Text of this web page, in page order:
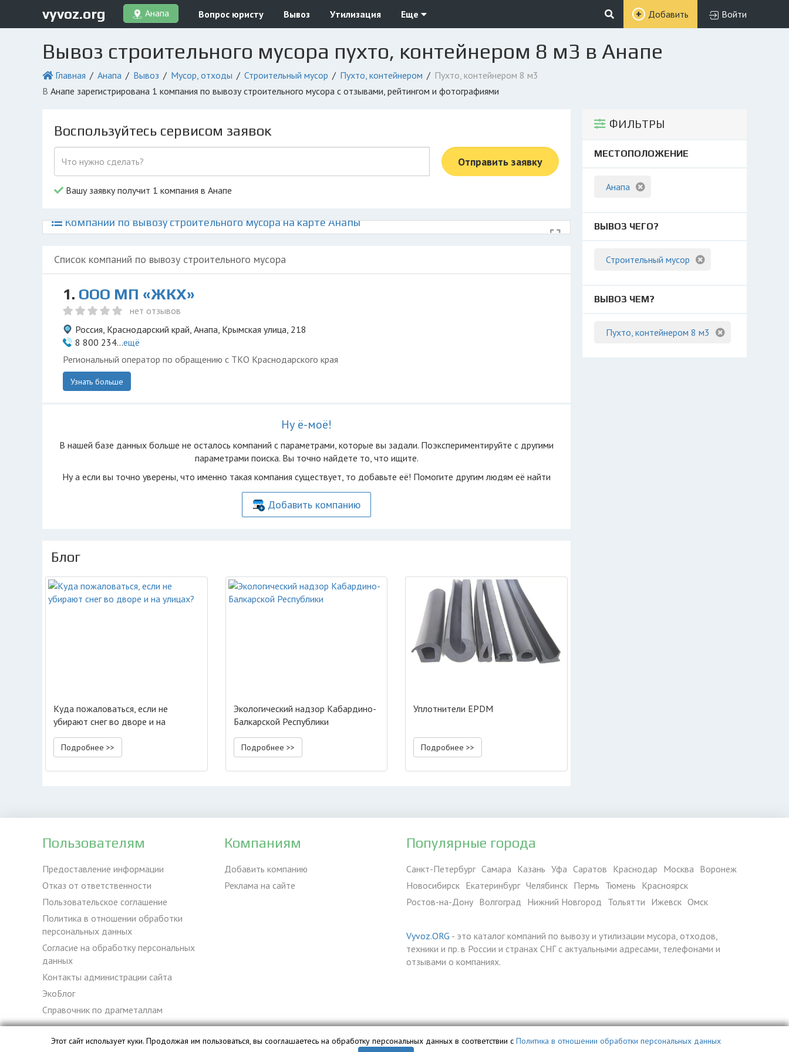
vyvoz.org Анапа Вопрос юристу Вывоз Утилизация Еще Добавить Войти
Вывоз строительного мусора пухто, контейнером 8 м3 в Анапе
Главная Анапа Вывоз Мусор, отходы Строительный мусор Пухто, контейнером
Пухто, контейнером 8 м3
в Анапе зарегистрирована 1 компания по вывозу строительного мусора с отзывами, рейтингом и фотографиями
ФИЛЬТРЫ
МЕСТОПОЛОЖЕНИЕ
Анапа
ВЫВОЗ ЧЕГО?
Строительный мусор
ВЫВОЗ ЧЕМ?
Пухто, контейнером 8 м3
Воспользуйтесь сервисом заявок
Отправить заявку
Вашу заявку получит 1 компания в Анапе
Компании по вывозу строительного мусора на карте Анапы
Список компаний по вывозу строительного мусора
1. ООО МП «ЖКХ»
нет отзывов
Россия, Краснодарский край, Анапа, Крымская улица, 218
8 800 234...ещё
Региональный оператор по обращению с ТКО Краснодарского края
Узнать больше
Ну ё-моё!
В нашей базе данных больше не осталоcь компаний с параметрами, которые вы задали. Поэкспериментируйте с другими
параметрами поиска. Вы точно найдете то, что ищите.
Ну а если вы точно уверены, что именно такая компания существует, то добавьте её! Помогите другим людям её найти
Добавить компанию
Блог
Куда пожаловаться, если не
убирают снег во дворе и на
улицах?
Подробнее >>
Экологический надзор Кабардино-
Балкарской Республики
Подробнее >>
Уплотнители EPDM
Подробнее >>
Пользователям
Предоставление информации
Отказ от ответственности
Пользовательское соглашение
Политика в отношении обработки
персональных данных
Согласие на обработку персональных
данных
Контакты администрации сайта
ЭкоБлог
Справочник по драгметаллам
Компаниям
Добавить компанию
Реклама на сайте
Популярные города
Санкт-Петербург Самара Казань Уфа Саратов Краснодар Москва Воронеж
Новосибирск Екатеринбург Челябинск Пермь Тюмень Красноярск
Ростов-на-Дону Волгоград Нижний Новгород Тольятти Ижевск Омск
Vyvoz.ORG - это каталог компаний по вывозу и утилизации мусора, отходов,
техники и пр. в России и странах СНГ с актуальными адресами, телефонами и
отзывами о компаниях.
Этот сайт использует куки. Продолжая им пользоваться, вы сооглашаетесь на обработку персональных данных в соответствии с Политика в отношении обработки персональных данных